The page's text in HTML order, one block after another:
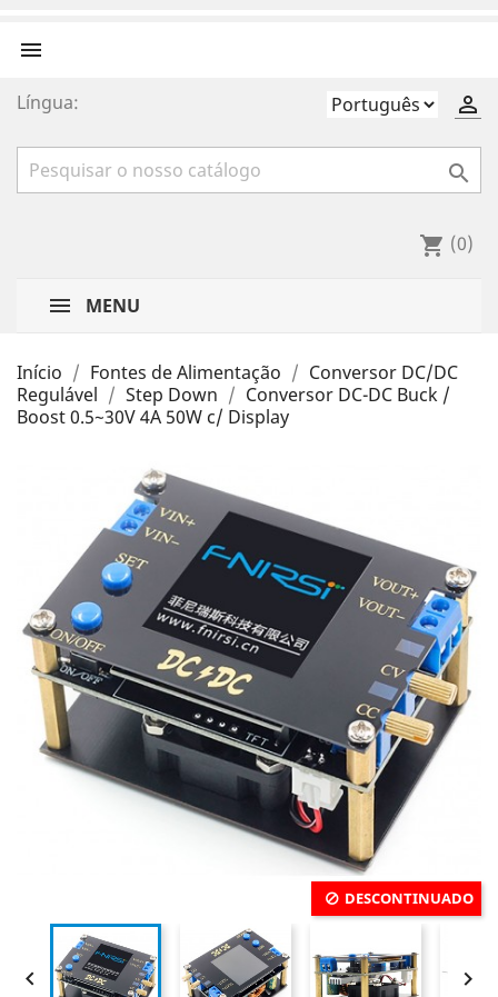


Língua:

shopping_cart (0)
MENU
Início Fontes de Alimentação
Conversor DC/DC
Regulável
Step Down
Conversor DC-DC Buck /
Boost 0.5~30V 4A 50W c/ Display
DESCONTINUADO
 